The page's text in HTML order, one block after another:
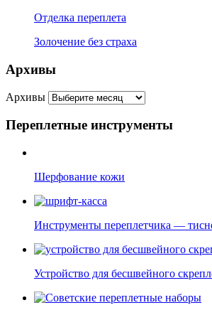
Отделка переплета
Золочение без страха
Архивы
Архивы
Переплетные инструменты
Шерфование кожи
Инструменты переплетчика —
Устройство для бесшвейного